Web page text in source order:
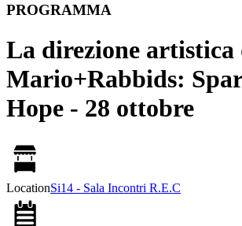
PROGRAMMA
La direzione artistica
Mario+Rabbids:
Hope - 28 ottobre
LocationSi14 - Sala Incontri R.E.C